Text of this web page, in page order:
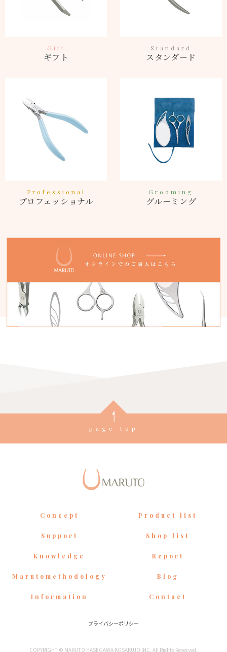
Gift
ギフト
Standard
スタンダード
Professional
プロフェッショナル
Grooming
グルーミング
page top
Concept Product list
Support Shop list
Knowledge Report
Marutomethodology Blog
Information Contact
プライバシーポリシー
COPYRIGHT © MARUTO HASEGAWA KOSAKUJO INC. All Rights Reserved.